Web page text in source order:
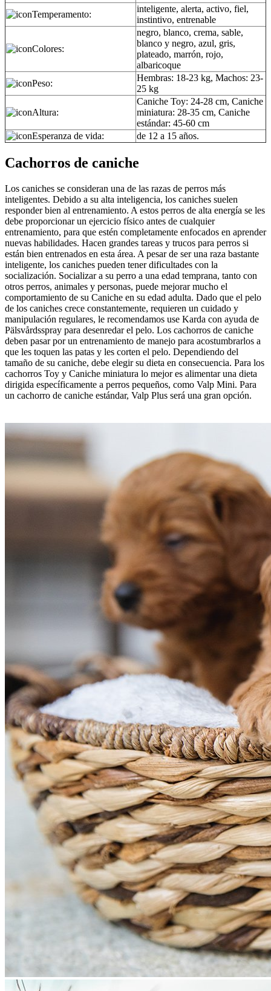
Temperamento:
inteligente, alerta, activo, fiel,
instintivo, entrenable
Colores:
negro, blanco, crema, sable,
blanco y negro, azul, gris,
plateado, marrón, rojo,
albaricoque
Peso:
Hembras: 18-23 kg, Machos: 23-
25 kg
Altura:
Caniche Toy: 24-28 cm, Caniche
miniatura: 28-35 cm, Caniche
estándar: 45-60 cm
Esperanza de vida:
de 12 a 15 años.
Cachorros de caniche
Los caniches se consideran una de las razas de perros más
inteligentes. Debido a su alta inteligencia, los caniches suelen
responder bien al entrenamiento. A estos perros de alta energía se les
debe proporcionar un ejercicio físico antes de cualquier
entrenamiento, para que estén completamente enfocados en aprender
nuevas habilidades. Hacen grandes tareas y trucos para perros si
están bien entrenados en esta área. A pesar de ser una raza bastante
inteligente, los caniches pueden tener dificultades con la
socialización. Socializar a su perro a una edad temprana, tanto con
otros perros, animales y personas, puede mejorar mucho el
comportamiento de su Caniche en su edad adulta. Dado que el pelo
de los caniches crece constantemente, requieren un cuidado y
manipulación regulares, le recomendamos use Karda con ayuda de
Pälsvårdsspray para desenredar el pelo. Los cachorros de caniche
deben pasar por un entrenamiento de manejo para acostumbrarlos a
que les toquen las patas y les corten el pelo. Dependiendo del
tamaño de su caniche, debe elegir su dieta en consecuencia. Para los
cachorros Toy y Caniche miniatura lo mejor es alimentar una dieta
dirigida específicamente a perros pequeños, como Valp Mini. Para
un cachorro de caniche estándar, Valp Plus será una gran opción.